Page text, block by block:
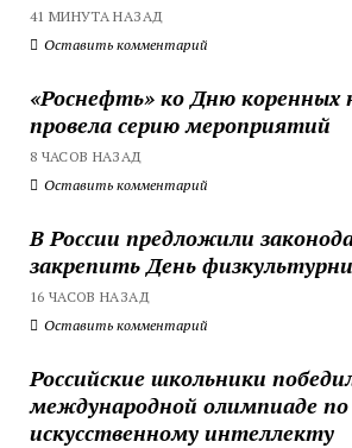
41 МИНУТА НАЗАД
Оставить комментарий
«Роснефть» ко Дню коренных
провела серию мероприятий
8 ЧАСОВ НАЗАД
Оставить комментарий
В России предложили
закрепить День
16 ЧАСОВ НАЗАД
Оставить комментарий
Российские школьники
международной олимпиаде по
искусственному интеллекту